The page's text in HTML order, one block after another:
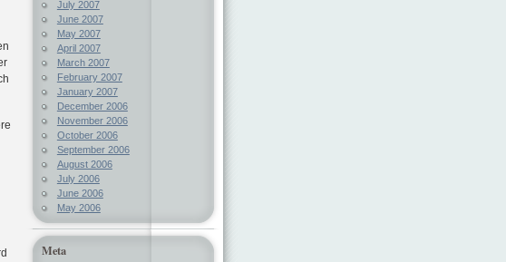
July 2007
June 2007
May 2007
April 2007
March 2007
February 2007
January 2007
December 2006
November 2006
October 2006
September 2006
August 2006
July 2006
June 2006
May 2006
Meta